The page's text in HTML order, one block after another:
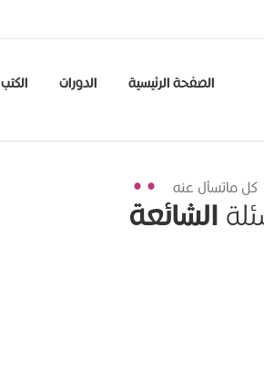
الصفحة الرئيسية الدورات الكتب
كل ماتسأل عنه
الشائعة